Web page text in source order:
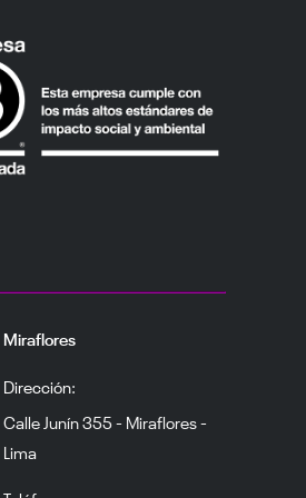
Miraflores
Dirección:
Calle Junín 355 - Miraflores -
Lima